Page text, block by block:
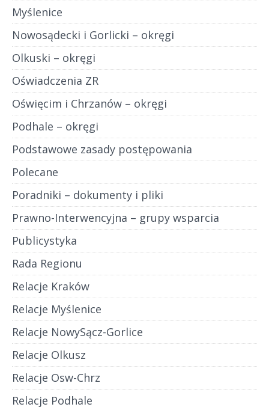
Myślenice
Nowosądecki i Gorlicki – okręgi
Olkuski – okręgi
Oświadczenia ZR
Oświęcim i Chrzanów – okręgi
Podhale – okręgi
Podstawowe zasady postępowania
Polecane
Poradniki – dokumenty i pliki
Prawno-Interwencyjna – grupy wsparcia
Publicystyka
Rada Regionu
Relacje Kraków
Relacje Myślenice
Relacje NowySącz-Gorlice
Relacje Olkusz
Relacje Osw-Chrz
Relacje Podhale